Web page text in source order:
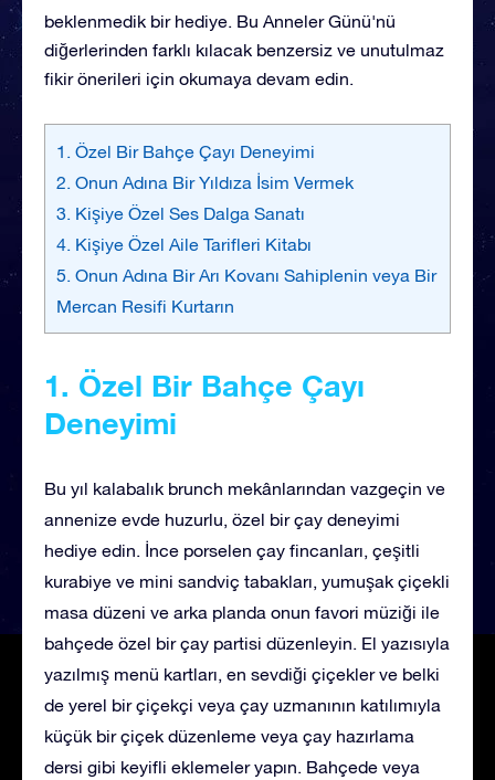
beklenmedik bir hediye. Bu Anneler Günü'nü
diğerlerinden farklı kılacak benzersiz ve unutulmaz
fikir önerileri için okumaya devam edin.
1. Özel Bir Bahçe Çayı Deneyimi
2. Onun Adına Bir Yıldıza İsim Vermek
3. Kişiye Özel Ses Dalga Sanatı
4. Kişiye Özel Aile Tarifleri Kitabı
5. Onun Adına Bir Arı Kovanı Sahiplenin veya Bir
Mercan Resifi Kurtarın
1. Özel Bir Bahçe Çayı
Deneyimi
Bu yıl kalabalık brunch mekânlarından vazgeçin ve
annenize evde huzurlu, özel bir çay deneyimi
hediye edin. İnce porselen çay fincanları, çeşitli
kurabiye ve mini sandviç tabakları, yumuşak çiçekli
masa düzeni ve arka planda onun favori müziği ile
bahçede özel bir çay partisi düzenleyin. El yazısıyla
yazılmış menü kartları, en sevdiği çiçekler ve belki
de yerel bir çiçekçi veya çay uzmanının katılımıyla
küçük bir çiçek düzenleme veya çay hazırlama
dersi gibi keyifli eklemeler yapın. Bahçede veya